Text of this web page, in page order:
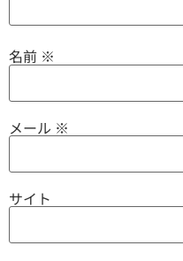
名前 ※
メール ※
サイト